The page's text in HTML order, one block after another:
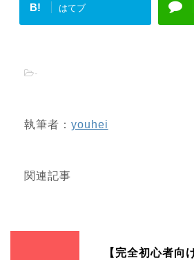
B! はてブ
-
執筆者： youhei
関連記事
【完全初心者